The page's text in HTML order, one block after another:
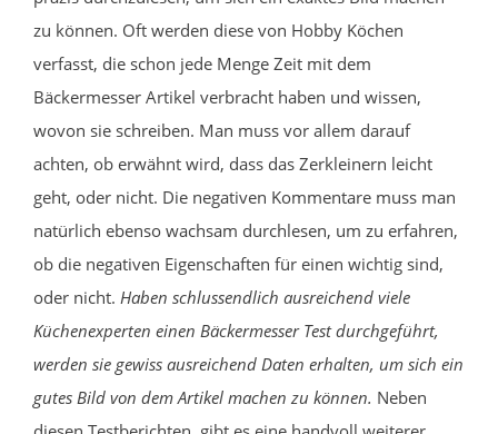
zu können. Oft werden diese von Hobby Köchen
verfasst, die schon jede Menge Zeit mit dem
Bäckermesser Artikel verbracht haben und wissen,
wovon sie schreiben. Man muss vor allem darauf
achten, ob erwähnt wird, dass das Zerkleinern leicht
geht, oder nicht. Die negativen Kommentare muss man
natürlich ebenso wachsam durchlesen, um zu erfahren,
ob die negativen Eigenschaften für einen wichtig sind,
oder nicht. Haben schlussendlich ausreichend viele
Küchenexperten einen Bäckermesser Test durchgeführt,
werden sie gewiss ausreichend Daten erhalten, um sich ein
gutes Bild von dem Artikel machen zu können. Neben